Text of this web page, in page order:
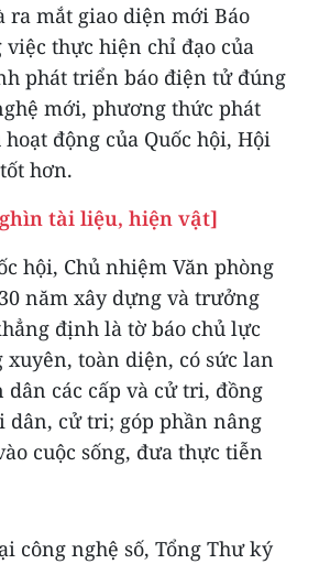
ra mắt giao diện mới Báo
thực hiện chỉ đạo của
phát triển báo điện tử đúng
mới, phương thức phát
động của Quốc hội, Hội
hơn.
tài liệu, hiện vật]
hội, Chủ nhiệm Văn phòng
năm xây dựng và trưởng
định là tờ báo chủ lực
toàn diện, có sức lan
dân các cấp và cử tri, đồng
cử tri; góp phần nâng
cuộc sống, đưa thực tiễn
công nghệ số, Tổng Thư ký